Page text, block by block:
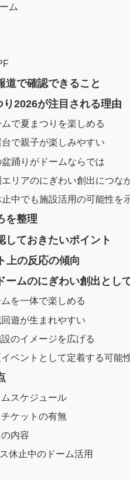
ム
道で確認できること
り2026が注目される理由
で夏まつりを楽しめる
で親子が楽しみやすい
踊りがドームならでは
リアのにぎわい創出につな
中でも施設活用の可能性を
を整理
しておきたいポイント
上の反応の傾向
ームのにぎわい創出とし
を一体で楽しめる
遊が生まれやすい
のイメージを広げる
ベントとして定着する可能
スケジュール
ケットの有無
内容
休止中のドーム活用